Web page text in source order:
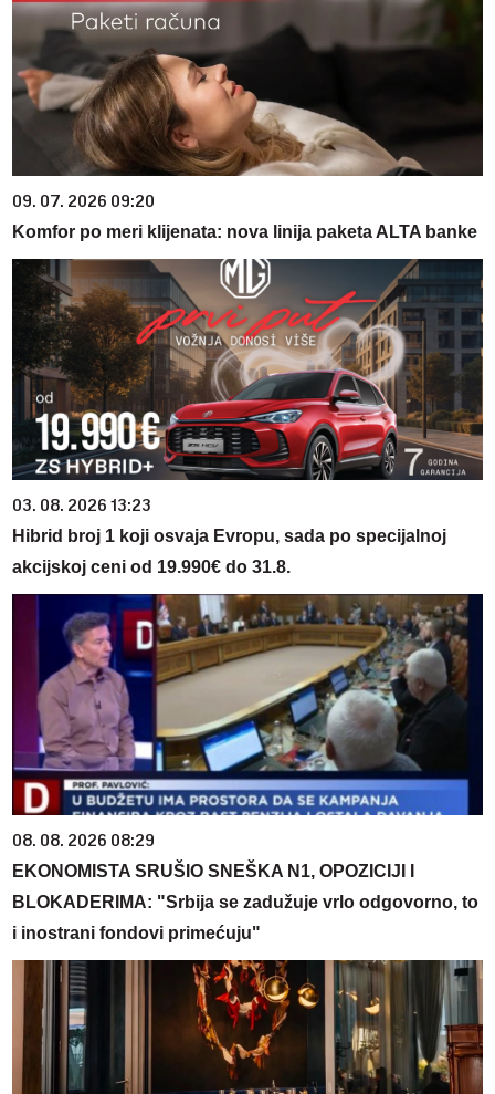
09. 07. 2026 09:20
Komfor po meri klijenata: nova linija paketa ALTA banke
03. 08. 2026 13:23
Hibrid broj 1 koji osvaja Evropu, sada po specijalnoj
akcijskoj ceni od 19.990€ do 31.8.
08. 08. 2026 08:29
EKONOMISTA SRUŠIO SNEŠKA N1, OPOZICIJI I
BLOKADERIMA: "Srbija se zadužuje vrlo odgovorno, to
i inostrani fondovi primećuju"